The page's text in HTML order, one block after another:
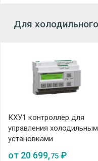
Для
КХУ1 контроллер для
управления
установками
от 20 699,75 ₽